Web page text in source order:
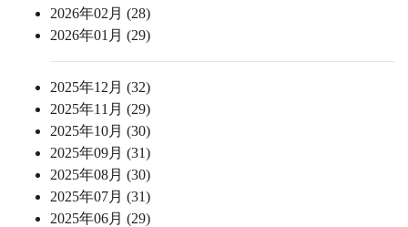
2026年02月 (28)
2026年01月 (29)
2025年12月 (32)
2025年11月 (29)
2025年10月 (30)
2025年09月 (31)
2025年08月 (30)
2025年07月 (31)
2025年06月 (29)